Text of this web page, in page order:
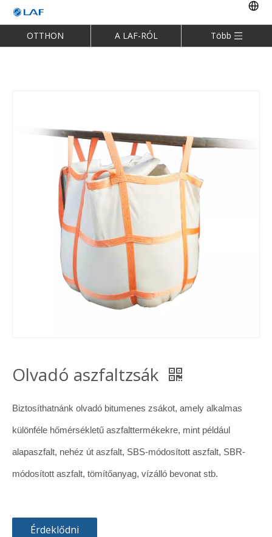
OTTHON A LAF-RÓL Több
Olvadó aszfaltzsák
Biztosíthatnánk olvadó bitumenes zsákot, amely alkalmas
különféle hőmérsékletű aszfalttermékekre, mint például
alapaszfalt, nehéz út aszfalt, SBS-módosított aszfalt, SBR-
módosított aszfalt, tömítőanyag, vízálló bevonat stb.
Érdeklődni